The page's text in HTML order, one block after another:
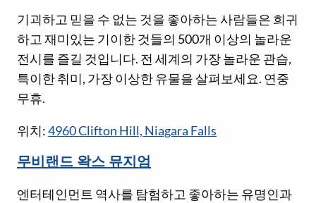
기괴하고 믿을 수 없는 것을 좋아하는 사람들은 희귀
하고 재미있는 기이한 것들의 500개 이상의 놀라운
전시를 즐길 것입니다. 전 세계의 가장 놀라운 관습,
특이한 취미, 가장 이상한 유물을 살펴보세요. 연중
무휴.
위치:4960 Clifton Hill, Niagara Falls
무비랜드 왁스 뮤지엄
엔터테인먼트 역사를 탐험하고 좋아하는 유명인과